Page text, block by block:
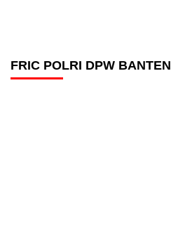
FRIC POLRI DPW BANTEN